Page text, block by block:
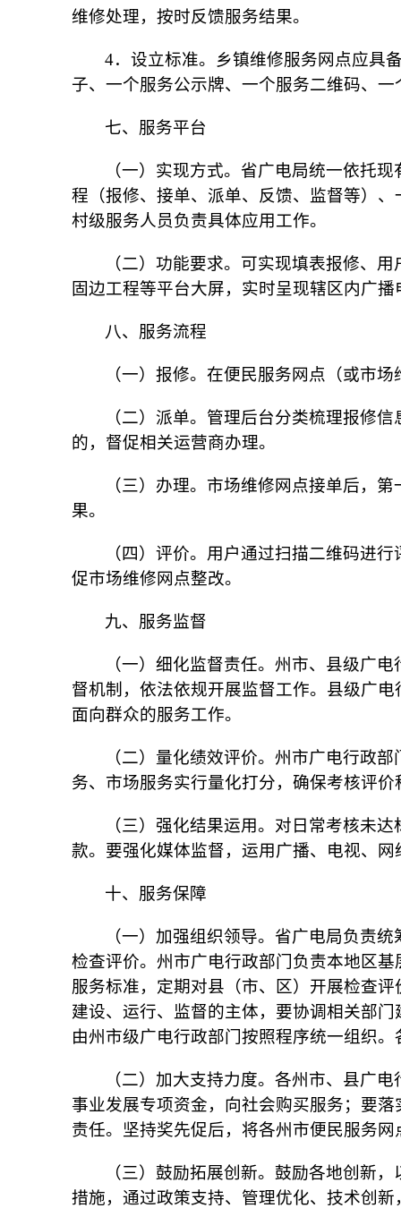
维修处理，按时反馈服务结果。
4．设立标准。乡镇维修服务网点应具
子、一个服务公示牌、一个服务二维码、
七、服务平台
（一）实现方式。省广电局统一依托
程（报修、接单、派单、反馈、监督等）
村级服务人员负责具体应用工作。
（二）功能要求。可实现填表报修、
固边工程等平台大屏，实时呈现辖区内广
八、服务流程
（一）报修。在便民服务网点（或市
（二）派单。管理后台分类梳理报修
的，督促相关运营商办理。
（三）办理。市场维修网点接单后，
果。
（四）评价。用户通过扫描二维码进
促市场维修网点整改。
九、服务监督
（一）细化监督责任。州市、县级广
督机制，依法依规开展监督工作。县级广
面向群众的服务工作。
（二）量化绩效评价。州市广电行政
务、市场服务实行量化打分，确保考核评价
（三）强化结果运用。对日常考核未
款。要强化媒体监督，运用广播、电视、
十、服务保障
（一）加强组织领导。省广电局负责
检查评价。州市广电行政部门负责本地区
服务标准，定期对县（市、区）开展检查
建设、运行、监督的主体，要协调相关部
由州市级广电行政部门按照程序统一组织
（二）加大支持力度。各州市、县广
事业发展专项资金，向社会购买服务；要
责任。坚持奖先促后，将各州市便民服务
（三）鼓励拓展创新。鼓励各地创新
措施，通过政策支持、管理优化、技术创